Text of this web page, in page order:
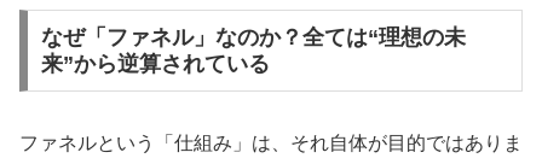
🎓
元学習塾エリアマネージャーの 教育業界
経験
なぜ「ファネル」なのか？全ては“理想の未
来”から逆算されている
ファネルという「仕組み」は、それ自体が目的ではありま